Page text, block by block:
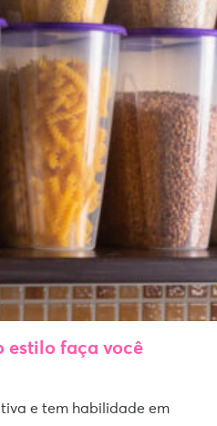
estilo faça você
e tem habilidade em